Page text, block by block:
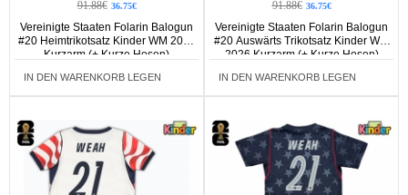
91.88€ 36.75€
Vereinigte Staaten Folarin Balogun
#20 Heimtrikotsatz Kinder WM 2026
Kurzarm (+ Kurze Hosen)
IN DEN WARENKORB LEGEN
91.88€ 36.75€
Vereinigte Staaten Folarin Balogun
#20 Auswärts Trikotsatz Kinder WM
2026 Kurzarm (+ Kurze Hosen)
IN DEN WARENKORB LEGEN